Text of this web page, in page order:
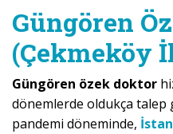
Güngören
(Çekmeköy
Güngören özek doktor
dönemlerde oldukça talep
pandemi döneminde,